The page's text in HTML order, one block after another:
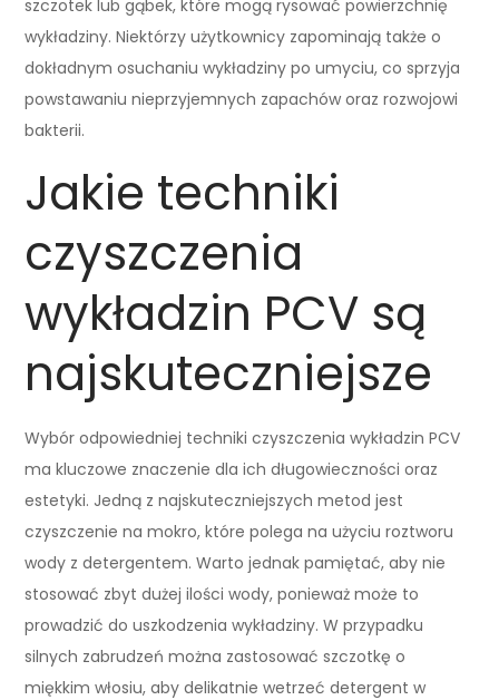
szczotek lub gąbek, które mogą rysować powierzchnię
wykładziny. Niektórzy użytkownicy zapominają także o
dokładnym osuchaniu wykładziny po umyciu, co sprzyja
powstawaniu nieprzyjemnych zapachów oraz rozwojowi
bakterii.
Jakie techniki
czyszczenia
wykładzin PCV są
najskuteczniejsze
Wybór odpowiedniej techniki czyszczenia wykładzin PCV
ma kluczowe znaczenie dla ich długowieczności oraz
estetyki. Jedną z najskuteczniejszych metod jest
czyszczenie na mokro, które polega na użyciu roztworu
wody z detergentem. Warto jednak pamiętać, aby nie
stosować zbyt dużej ilości wody, ponieważ może to
prowadzić do uszkodzenia wykładziny. W przypadku
silnych zabrudzeń można zastosować szczotkę o
miękkim włosiu, aby delikatnie wetrzeć detergent w